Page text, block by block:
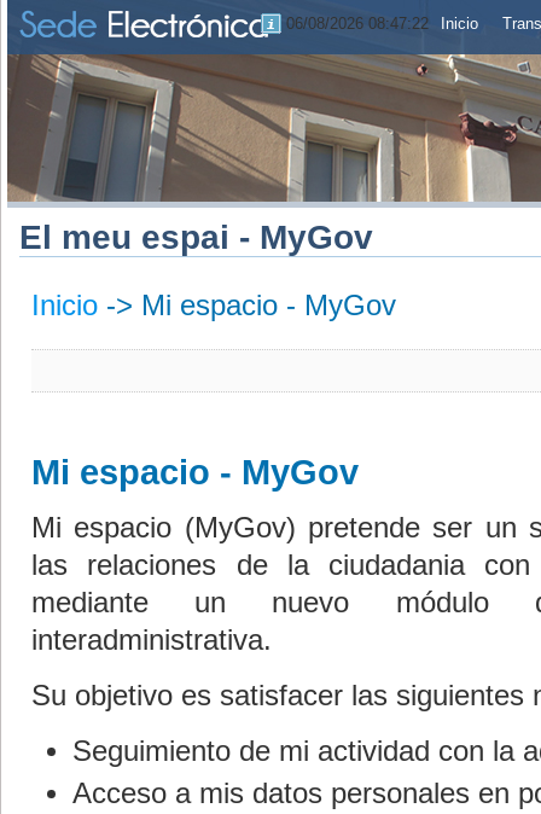
06/08/2026 08:47:23 Inicio
El meu espai - MyGov
Inicio -> Mi espacio - MyGov
Mi espacio - MyGov
Mi espacio (MyGov) pretende ser un
las relaciones de la ciudadania
mediante un nuevo módulo
interadministrativa.
Su objetivo es satisfacer las siguientes
Seguimiento de mi actividad con la
Acceso a mis datos personales en